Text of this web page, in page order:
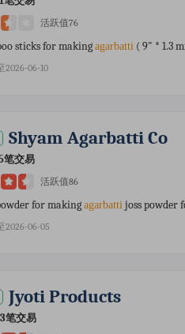
活跃值76
sticks for making agarbatti ( 9" * 1.3
06-10
Shyam Agarbatti Co
笔交易
活跃值86
for making agarbatti joss powder
2026-06-05
Jyoti Products
笔交易